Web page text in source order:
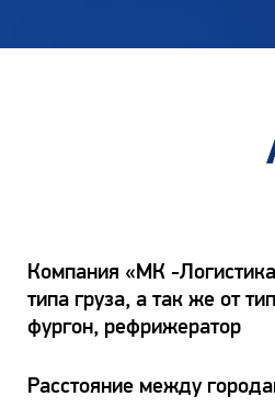
Компания «МК -
типа груза, а так же от
фургон, рефрижератор
Расстояние между